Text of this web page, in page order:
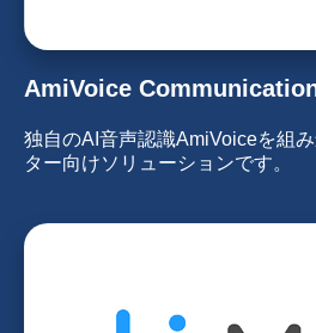
AmiVoice
独自のAI音声認識AmiVoiceを組
ター向けソリューションです。